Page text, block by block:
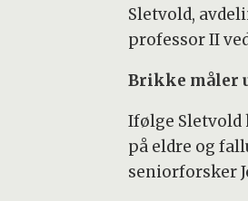
Sletvold,
professor II
Brikke måler
Ifølge Sletvold
på eldre og
seniorforsker